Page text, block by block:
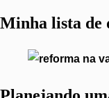
Minha lista de